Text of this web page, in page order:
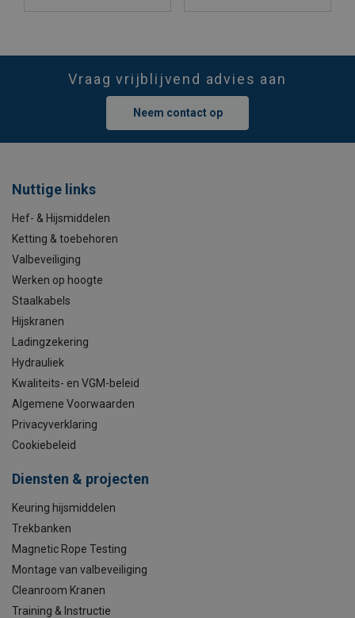
Vraag vrijblijvend advies aan
Neem contact op
Nuttige links
Hef- & Hijsmiddelen
Ketting & toebehoren
Valbeveiliging
Werken op hoogte
Staalkabels
Hijskranen
Ladingzekering
Hydrauliek
Kwaliteits- en VGM-beleid
Algemene Voorwaarden
Privacyverklaring
Cookiebeleid
Diensten & projecten
Keuring hijsmiddelen
Trekbanken
Magnetic Rope Testing
Montage van valbeveiliging
Cleanroom Kranen
Training & Instructie